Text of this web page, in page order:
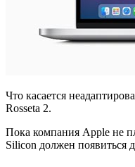
Что касается
Rosseta 2.
Пока компания Apple не
Silicon должен появиться